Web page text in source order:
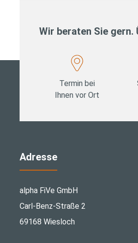
Wir beraten Sie gern.
Termin bei
Ihnen vor Ort
Adresse
alpha FiVe GmbH
Carl-Benz-Straße 2
69168 Wiesloch